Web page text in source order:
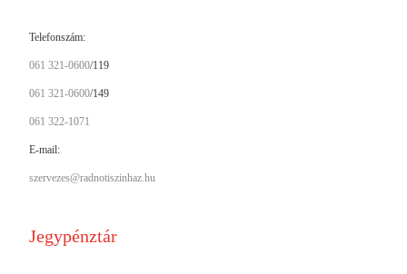
Telefonszám:
061 321-0600/119
061 321-0600/149
061 322-1071
E-mail:
szervezes@radnotiszinhaz.hu
Jegypénztár